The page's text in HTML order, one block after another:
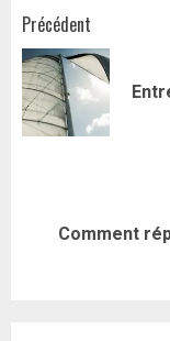
Navigation
d’article
Précédent
ArticleComment